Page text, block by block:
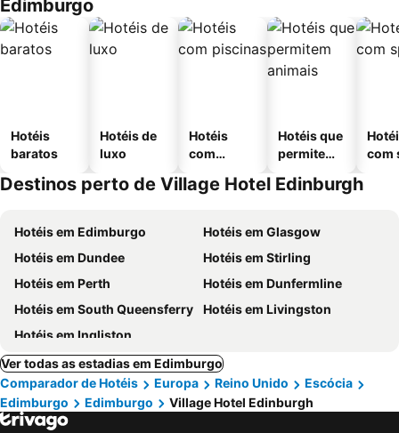
Edimburgo
Hotéis
baratos
Hotéis de
luxo
Hotéis
com
Hotéis que
permitem
com
Destinos perto de Village Hotel Edinburgh
Hotéis em Edimburgo
Hotéis em Glasgow
Hotéis em Dundee
Hotéis em Stirling
Hotéis em Perth
Hotéis em Dunfermline
Hotéis em South Queensferry
Hotéis em Livingston
Hotéis em Ingliston
Ver todas as estadias em Edimburgo
Comparador de Hotéis
Europa Reino Unido
Escócia
Edimburgo
Edimburgo Village Hotel Edinburgh